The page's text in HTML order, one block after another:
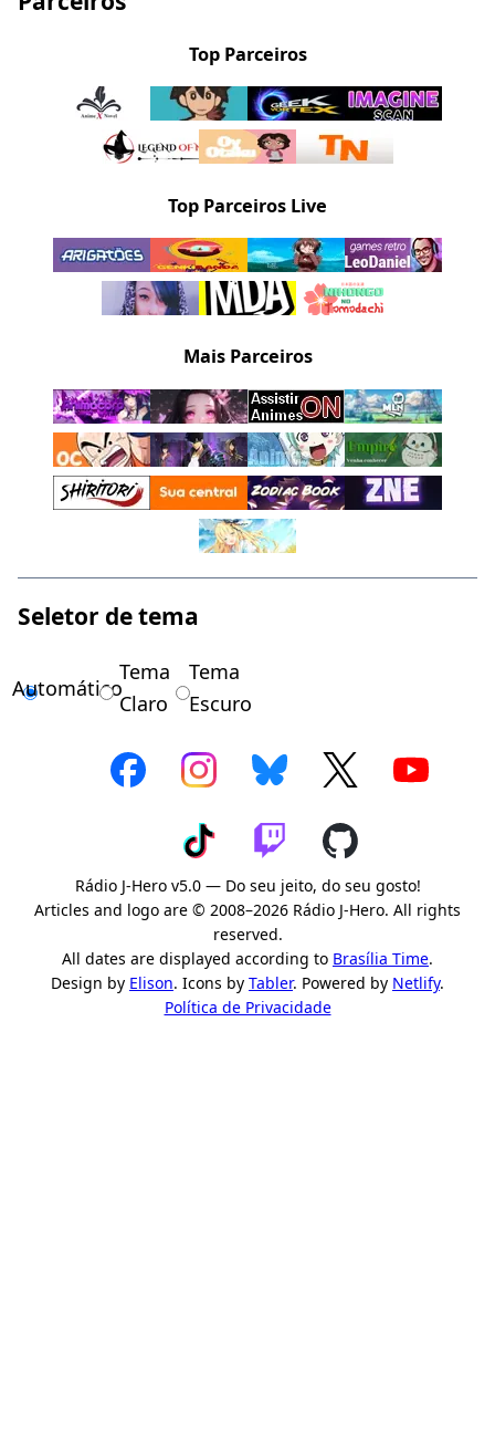
Top Parceiros
Top Parceiros Live
Mais Parceiros
Seletor de tema
Automático
Tema
Claro
Tema
Escuro
Rádio J-Hero v5.0 — Do seu jeito, do seu gosto!
Articles and logo are © 2008–2026 Rádio J-Hero. All rights
reserved.
All dates are displayed according to Brasília Time.
Design by Elison. Icons by Tabler. Powered by Netlify.
Política de Privacidade